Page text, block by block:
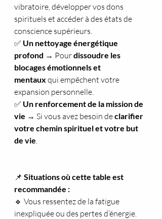
vibratoire, développer vos dons
spirituels et accéder à des états de
conscience supérieurs.
✅ Un nettoyage énergétique
profond → Pour dissoudre les
blocages émotionnels et
mentaux qui empêchent votre
expansion personnelle.
✅ Un renforcement de la mission de
vie → Si vous avez besoin de clarifier
votre chemin spirituel et votre but
de vie
📌 Situations où cette table est
recommandée :
🔹 Vous ressentez de la fatigue
inexpliquée ou des pertes d’énergie.